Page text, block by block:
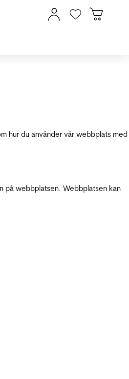
hur du använder vår webbplats med
på webbplatsen. Webbplatsen kan